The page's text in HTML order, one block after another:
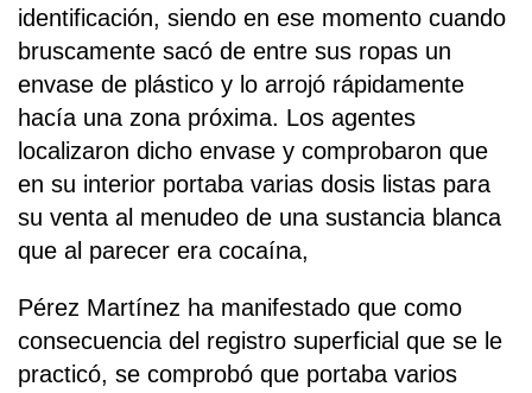
identificación, siendo en ese momento cuando
bruscamente sacó de entre sus ropas un
envase de plástico y lo arrojó rápidamente
hacía una zona próxima. Los agentes
localizaron dicho envase y comprobaron que
en su interior portaba varias dosis listas para
su venta al menudeo de una sustancia blanca
que al parecer era cocaína,
Pérez Martínez ha manifestado que como
consecuencia del registro superficial que se le
practicó, se comprobó que portaba varios